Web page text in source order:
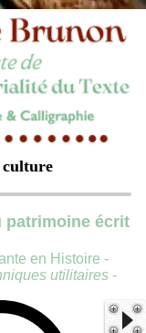
culture
patrimoine écrit
en Histoire -
utilitaires -